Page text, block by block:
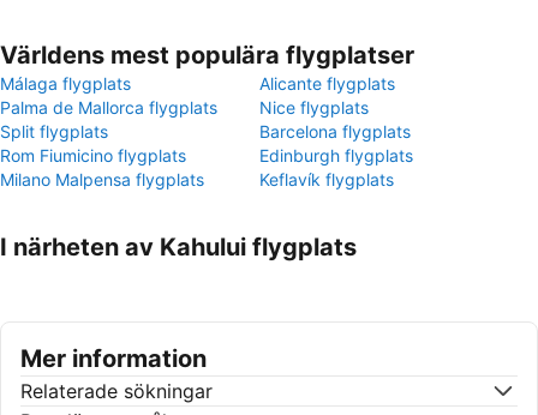
Världens mest populära flygplatser
Málaga flygplats
Alicante flygplats
Palma de Mallorca flygplats
Nice flygplats
Split flygplats
Barcelona flygplats
Rom Fiumicino flygplats
Edinburgh flygplats
Milano Malpensa flygplats
Keflavík flygplats
I närheten av Kahului flygplats
Mer information
Relaterade sökningar